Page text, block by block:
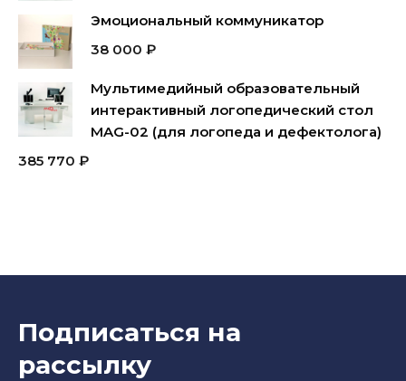
Эмоциональный коммуникатор
38 000 ₽
Мультимедийный образовательный
интерактивный логопедический стол
MAG-02 (для логопеда и дефектолога)
385 770 ₽
Подписаться на
рассылку